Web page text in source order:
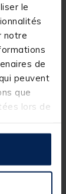
le
notre
de
peuvent
que
lors de
assure
le